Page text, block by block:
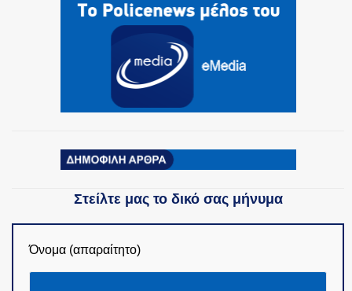
Στείλτε μας το δικό σας μήνυμα
Όνομα (απαραίτητο)